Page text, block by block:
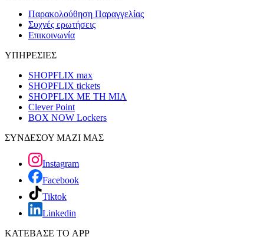
Παρακολούθηση Παραγγελίας
Συχνές ερωτήσεις
Επικοινωνία
ΥΠΗΡΕΣΙΕΣ
SHOPFLIX max
SHOPFLIX tickets
SHOPFLIX ΜΕ ΤΗ ΜΙΑ
Clever Point
BOX NOW Lockers
ΣΥΝΔΕΣΟΥ ΜΑΖΙ ΜΑΣ
Instagram
Facebook
Tiktok
Linkedin
ΚΑΤΕΒΑΣΕ ΤΟ APP